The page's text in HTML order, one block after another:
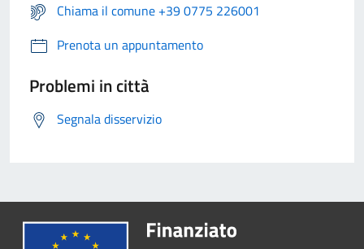
Chiama il comune +39 0775 226001
Prenota un appuntamento
Problemi in città
Segnala disservizio